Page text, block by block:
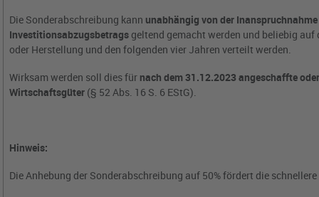
Die Sonderabschreibung kann unabhängig von der
Investitionsabzugsbetrags geltend gemacht werden und beliebig
oder Herstellung und den folgenden vier Jahren verteilt werden.
Wirksam werden soll dies für nach dem 31.12.2023 angeschaffte
Wirtschaftsgüter (§ 52 Abs. 16 S. 6 EStG).
Hinweis:
Die Anhebung der Sonderabschreibung auf 50% fördert die